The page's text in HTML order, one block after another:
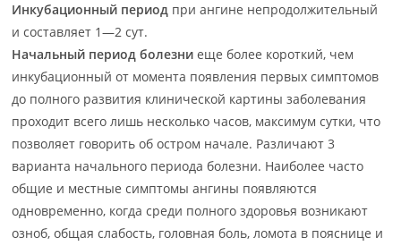
Инкубационный период при ангине непродолжительный
и составляет 1—2 сут.
Начальный период болезни еще более короткий, чем
инкубационный от момента появления первых симптомов
до полного развития клинической картины заболевания
проходит всего лишь несколько часов, максимум сутки, что
позволяет говорить об остром начале. Различают 3
варианта начального периода болезни. Наиболее часто
общие и местные симптомы ангины появляются
одновременно, когда среди полного здоровья возникают
озноб, общая слабость, головная боль, ломота в пояснице и